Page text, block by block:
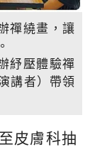
禪繞畫，讓
紓壓體驗禪
講者）帶領
皮膚科抽